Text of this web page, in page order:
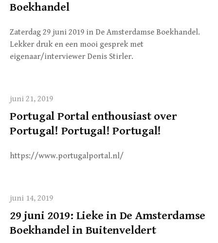
Boekhandel
Zaterdag 29 juni 2019 in De Amsterdamse Boekhandel.
Lekker druk en een mooi gesprek met
eigenaar/interviewer Denis Stirler.
juni 21, 2019
Portugal Portal enthousiast over
Portugal! Portugal! Portugal!
https://www.portugalportal.nl/
juni 14, 2019
29 juni 2019: Lieke in De Amsterdamse
Boekhandel in Buitenveldert